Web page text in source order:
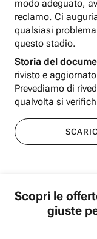
modo adeguato,
reclamo. Ci
qualsiasi
questo stadio.
Storia del
rivisto e
Prevediamo di
qualvolta si
Scopri le
giuste